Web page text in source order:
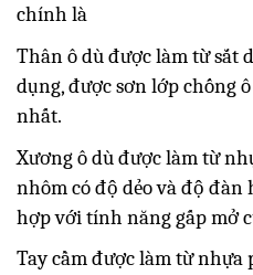
chính là
Thân ô dù được làm từ sắt
dụng, được sơn lớp chống
nhất.
Xương ô dù được làm từ
nhôm có độ dẻo và độ đàn
hợp với tính năng gấp mở
Tay cầm được làm từ nhựa